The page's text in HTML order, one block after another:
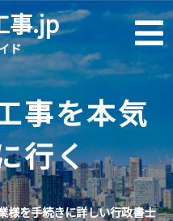
事.jp
ド
事を本気
行く
様を手続きに詳しい行政書士